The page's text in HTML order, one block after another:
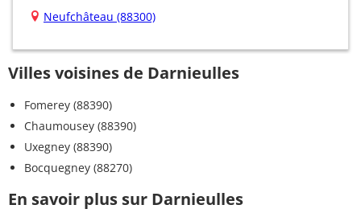
Neufchâteau (88300)
Villes voisines de Darnieulles
Fomerey (88390)
Chaumousey (88390)
Uxegney (88390)
Bocquegney (88270)
En savoir plus sur Darnieulles